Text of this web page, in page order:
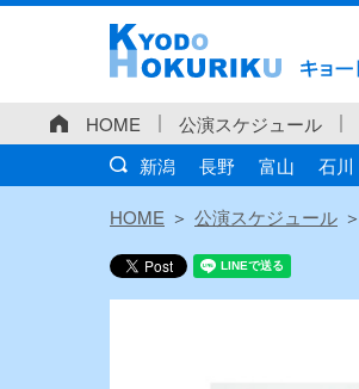
HOME 公演スケジュール
新潟
長野 富山 石川
HOME 公演スケジュール